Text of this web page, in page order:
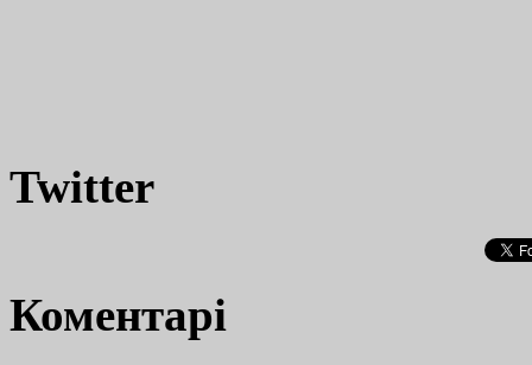
Twitter
Коментарі